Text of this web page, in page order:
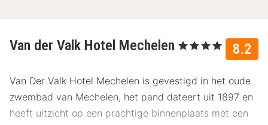
8.2
Van der Valk Hotel Mechelen , 4 Sterren
Van Der Valk Hotel Mechelen is gevestigd in het oude
zwembad van Mechelen, het pand dateert uit 1897 en
heeft uitzicht op een prachtige binnenplaats met een